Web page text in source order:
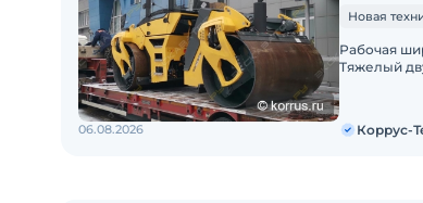
Новая
Рaбoчая
Tяжелый
06.08.2026 Коррус-